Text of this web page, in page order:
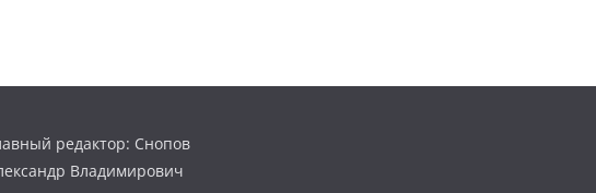
редактор: Снопов
Владимирович